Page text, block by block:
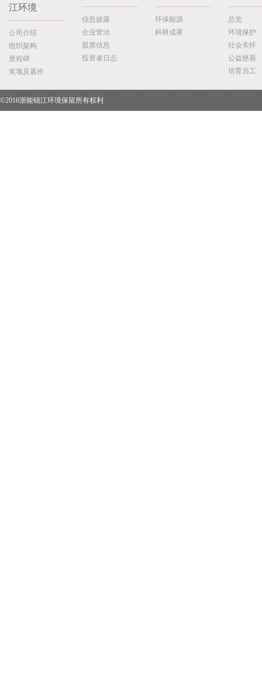
江环境
公司介绍
组织架构
里程碑
奖项及嘉许
信息披露
企业管治
股票信息
投资者日志
环保能源
科研成果
总览
环境保护
社会关怀
公益慈善
培育员工
©2016浙能锦江环境保留所有权利